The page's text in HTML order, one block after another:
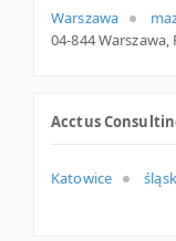
Warszawa
Acctus
Katowice